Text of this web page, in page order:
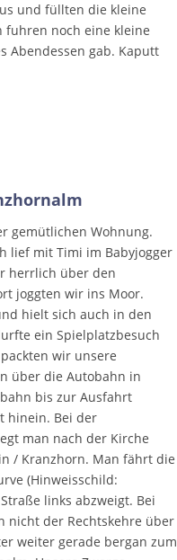
und füllten die kleine
fuhren noch eine kleine
Abendessen gab. Kaputt
gemütlichen Wohnung.
lief mit Timi im Babyjogger
herrlich über den
joggten wir ins Moor.
hielt sich auch in den
ein Spielplatzbesuch
wir unsere
über die Autobahn in
bis zur Ausfahrt
hinein. Bei der
man nach der Kirche
/ Kranzhorn. Man fährt die
(Hinweisschild:
links abzweigt. Bei
nicht der Rechtskehre über
weiter gerade bergan zum